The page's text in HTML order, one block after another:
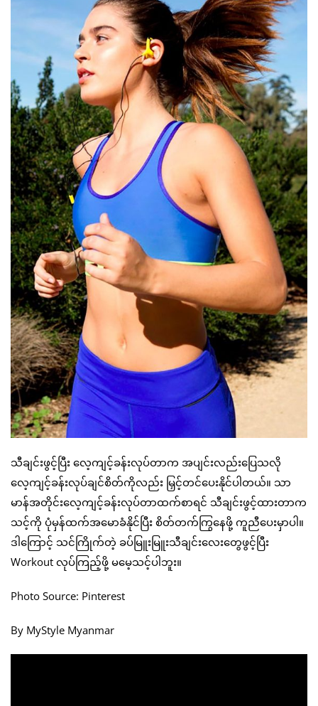
သီချင်းဖွင့်ပြီး လေ့ကျင့်ခန်းလုပ်တာက အပျင်းလည်းပြေသလို
လေ့ကျင့်ခန်းလုပ်ချင်စိတ်ကိုလည်း မြှင့်တင်ပေးနိုင်ပါတယ်။ သာ
မာန်အတိုင်းလေ့ကျင့်ခန်းလုပ်တာထက်စာရင် သီချင်းဖွင့်ထားတာက
သင့်ကို ပုံမှန်ထက်အမောခံနိုင်ပြီး စိတ်တက်ကြွနေဖို့ ကူညီပေးမှာပါ။
ဒါကြောင့် သင်ကြိုက်တဲ့ ခပ်မြူးမြူးသီချင်းလေးတွေဖွင့်ပြီး
Workout လုပ်ကြည့်ဖို့ မမေ့သင့်ပါဘူး။
Photo Source: Pinterest
By MyStyle Myanmar